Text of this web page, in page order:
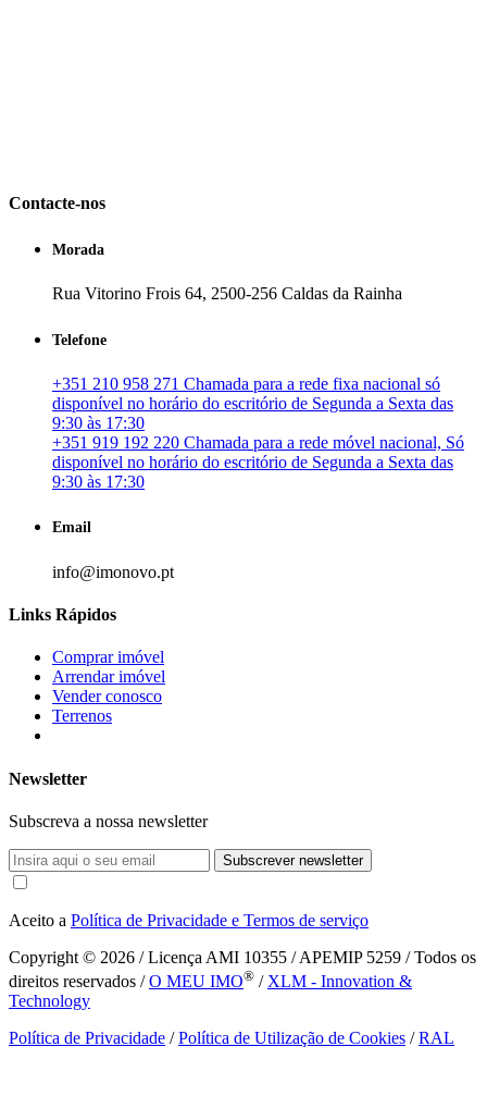
Contacte-nos
Morada
Rua Vitorino Frois 64, 2500-256 Caldas da Rainha
Telefone
+351 210 958 271 Chamada para a rede fixa nacional só
disponível no horário do escritório de Segunda a Sexta das
9:30 às 17:30
+351 919 192 220 Chamada para a rede móvel nacional, Só
disponível no horário do escritório de Segunda a Sexta das
9:30 às 17:30
Email
info@imonovo.pt
Links Rápidos
Comprar imóvel
Arrendar imóvel
Vender conosco
Terrenos
Newsletter
Subscreva a nossa newsletter
Subscrever newsletter
Aceito a Política de Privacidade e Termos de serviço
Copyright © 2026 / Licença AMI 10355 / APEMIP 5259 / Todos os
direitos reservados /O MEU IMO® / XLM - Innovation &
Technology
Política de Privacidade /Política de Utilização de Cookies /RAL